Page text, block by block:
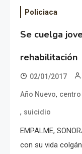
Policiaca
Se cuelga
rehabilitación
02/01/2017
Año Nuevo,
, suicidio
EMPALME,
con su vida